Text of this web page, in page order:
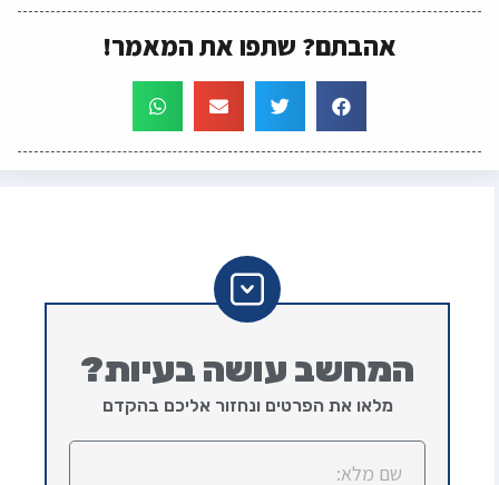
אהבתם? שתפו את המאמר!
המחשב עושה בעיות?
מלאו את הפרטים ונחזור אליכם בהקדם